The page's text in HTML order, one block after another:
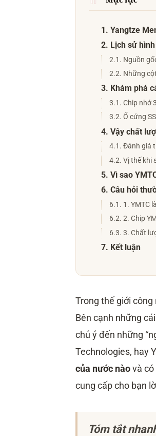
1. Yangtze
2. Lịch sử
2.1. Nguồn
2.2. Những
3. Khám phá
3.1. Chip nhớ
3.2. Ổ cứng
4. Vậy chất
4.1. Đánh giá
4.2. Vị thế khi
5. Vì sao
6. Câu hỏi
6.1. 1. YMTC
6.2. 2. Chip
6.3. 3. Chất
7. Kết luận
Trong thế giới
Bên cạnh những
chú ý đến những
Technologies, hay
của nước nàovà
cung cấp cho bạn
Tóm tắt